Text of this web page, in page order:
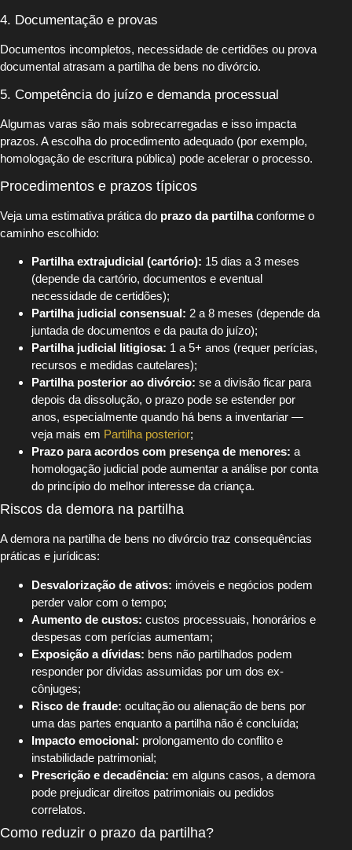
4. Documentação e provas
Documentos incompletos, necessidade de certidões ou prova
documental atrasam a partilha de bens no divórcio.
5. Competência do juízo e demanda processual
Algumas varas são mais sobrecarregadas e isso impacta
prazos. A escolha do procedimento adequado (por exemplo,
homologação de escritura pública) pode acelerar o processo.
Procedimentos e prazos típicos
Veja uma estimativa prática do prazo da partilhaconforme o
caminho escolhido:
Partilha extrajudicial (cartório): 15 dias a 3 meses
(depende da cartório, documentos e eventual
necessidade de certidões);
Partilha judicial consensual: 2 a 8 meses (depende da
juntada de documentos e da pauta do juízo);
Partilha judicial litigiosa: 1 a 5+ anos (requer perícias,
recursos e medidas cautelares);
Partilha posterior ao divórcio: se a divisão ficar para
depois da dissolução, o prazo pode se estender por
anos, especialmente quando há bens a inventariar —
veja mais em Partilha posterior;
Prazo para acordos com presença de menores: a
homologação judicial pode aumentar a análise por conta
do princípio do melhor interesse da criança.
Riscos da demora na partilha
A demora na partilha de bens no divórcio traz consequências
práticas e jurídicas:
Desvalorização de ativos: imóveis e negócios podem
perder valor com o tempo;
Aumento de custos: custos processuais, honorários e
despesas com perícias aumentam;
Exposição a dívidas: bens não partilhados podem
responder por dívidas assumidas por um dos ex-
cônjuges;
Risco de fraude: ocultação ou alienação de bens por
uma das partes enquanto a partilha não é concluída;
Impacto emocional: prolongamento do conflito e
instabilidade patrimonial;
Prescrição e decadência: em alguns casos, a demora
pode prejudicar direitos patrimoniais ou pedidos
correlatos.
Como reduzir o prazo da partilha?